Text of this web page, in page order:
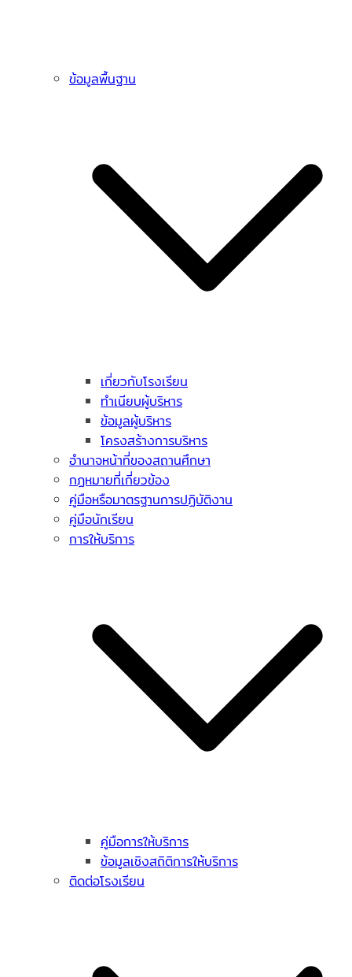
ข้อมูลพื้นฐาน
เกี่ยวกับโรงเรียน
ทำเนียบผู้บริหาร
ข้อมูลผู้บริหาร
โครงสร้างการบริหาร
อำนาจหน้าที่ของสถานศึกษา
กฏหมายที่เกี่ยวข้อง
คู่มือหรือมาตรฐานการปฏิบัติงาน
คู่มือนักเรียน
การให้บริการ
คู่มือการให้บริการ
ข้อมูลเชิงสถิติการให้บริการ
ติดต่อโรงเรียน